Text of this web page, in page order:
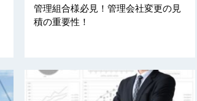
管理組合様必見！管理会社変更の見
積の重要性！